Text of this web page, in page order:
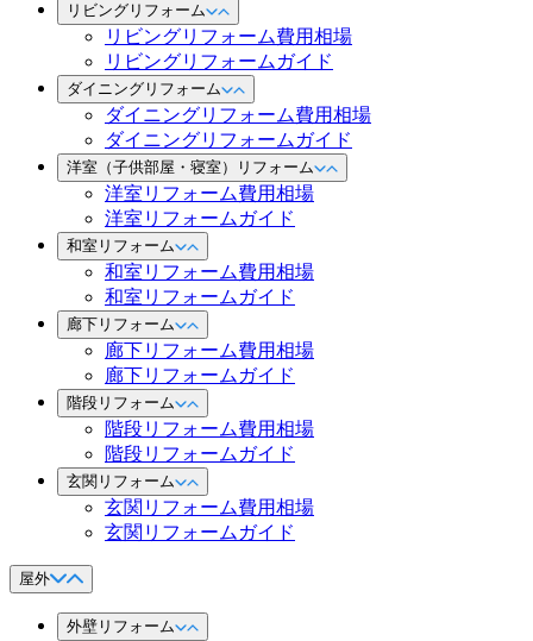
リビングリフォーム
リビングリフォーム費用相場
リビングリフォームガイド
ダイニングリフォーム
ダイニングリフォーム費用相場
ダイニングリフォームガイド
洋室（子供部屋・寝室）リフォーム
洋室リフォーム費用相場
洋室リフォームガイド
和室リフォーム
和室リフォーム費用相場
和室リフォームガイド
廊下リフォーム
廊下リフォーム費用相場
廊下リフォームガイド
階段リフォーム
階段リフォーム費用相場
階段リフォームガイド
玄関リフォーム
玄関リフォーム費用相場
玄関リフォームガイド
屋外
外壁リフォーム